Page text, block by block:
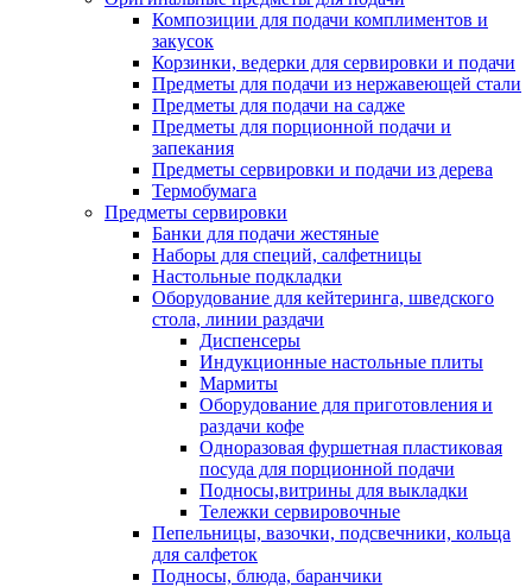
Композиции для подачи комплиментов и
закусок
Корзинки, ведерки для сервировки и подачи
Предметы для подачи из нержавеющей стали
Предметы для подачи на садже
Предметы для порционной подачи и
запекания
Предметы сервировки и подачи из дерева
Термобумага
Предметы сервировки
Банки для подачи жестяные
Наборы для специй, салфетницы
Настольные подкладки
Оборудование для кейтеринга, шведского
стола, линии раздачи
Диспенсеры
Индукционные настольные плиты
Мармиты
Оборудование для приготовления и
раздачи кофе
Одноразовая фуршетная пластиковая
посуда для порционной подачи
Подносы,витрины для выкладки
Тележки сервировочные
Пепельницы, вазочки, подсвечники, кольца
для салфеток
Подносы, блюда, баранчики